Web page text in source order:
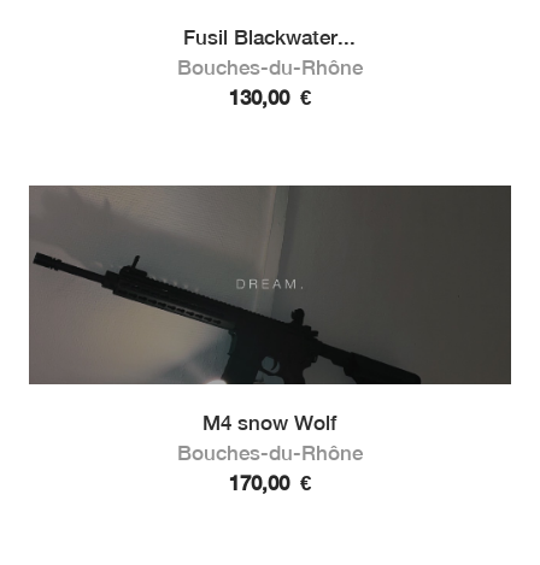
Fusil Blackwater...
Bouches-du-Rhône
130,00 €
M4 snow Wolf
Bouches-du-Rhône
170,00 €